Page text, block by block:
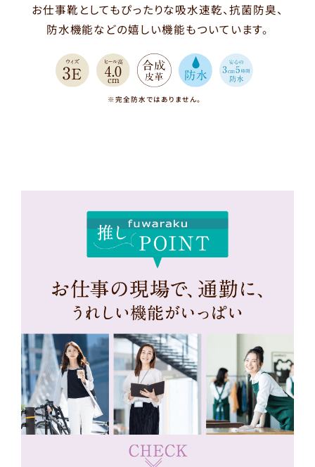
お仕事靴としてもぴったりな吸水速乾、抗菌防臭、
防水機能などの嬉しい機能もついています。
※完全防水ではありません。